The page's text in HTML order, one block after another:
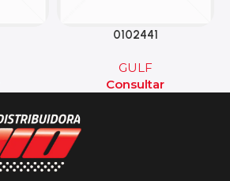
0102441
GULF
Consultar